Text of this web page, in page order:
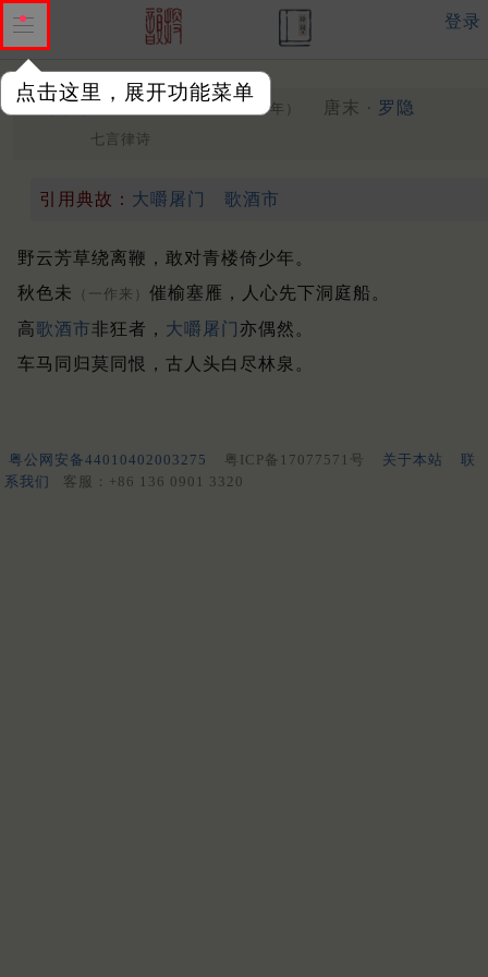
点击这里，展开功能菜单
登录
黄鹤驿寓 题 （870年） 唐末 · 罗隐
七言律诗
引用典故： 大嚼屠门 歌酒市
野云芳草绕离鞭，敢对青楼倚少年。
秋色未
（一作来） 催榆塞雁，人心先下洞庭船。
高歌酒市非狂者， 大嚼屠门 亦偶然。
车马同归莫同恨，古人头白尽林泉。
粤公网安备44010402003275 粤ICP备17077571号 关于本站
联
系我们
客服：+86 136 0901 3320